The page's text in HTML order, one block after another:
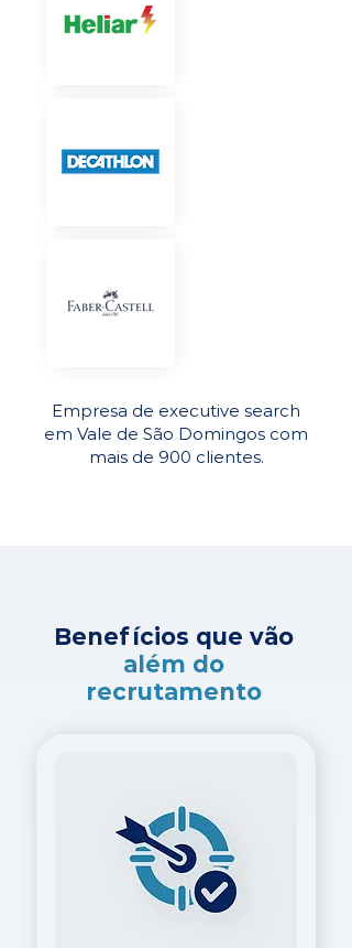
Empresa de executive search
em Vale de São Domingos com
mais de 900 clientes.
Benefícios que vão
além do
recrutamento